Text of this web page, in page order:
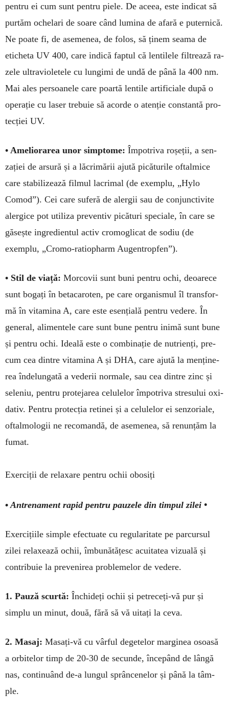
pen­tru ei cum sunt pen­tru pie­le. De aceea, este in­dicat să
pur­tăm ochelari de soare când lumina de afară e puter­nică.
Ne poate fi, de asemenea, de fo­los, să ți­nem seama de
eticheta UV 400, care indică faptul că lentilele filtrează ra­
zele ultravio­le­tele cu lun­gimi de undă de până la 400 nm.
Mai ales per­­soa­nele care poar­­tă len­tile artificia­le du­pă o
ope­rație cu la­ser trebuie să acorde o aten­ție constantă pro­
tec­ției UV.
• Ameliorarea unor simp­­tome: Împotriva roșeții, a sen­
zației de arsură și a lă­crimării ajută pi­căturile oftal­mice
care stabilizează filmul lacrimal (de exemplu, „Hylo
Comod”). Cei care suferă de aler­gii sau de con­junctivite
alergice pot utili­za preventiv picături speciale, în care se
găsește ingredientul activ cro­moglicat de sodiu (de
exemplu, „Cromo-ratio­pharm Augen­trop­fen”).
• Stil de viață: Morcovii sunt buni pentru ochi, deoarece
sunt bogați în betacaroten, pe care orga­nismul îl trans­for­
mă în vitamina A, care este esențială pentru vedere. În
general, ali­mentele care sunt bune pentru inimă sunt bune
și pentru ochi. Ideală este o com­binație de nutrienți, pre­­
cum cea dintre vitamina A și DHA, care ajută la menți­ne­
rea îndelungată a ve­derii nor­ma­le, sau cea dintre zinc și
se­leniu, pentru protejarea ce­lu­lelor împotriva stresului oxi­
dativ. Pentru protecția retinei și a celulelor ei senzoriale,
oftal­mologii ne recomandă, de ase­menea, să renunțăm la
fumat.
Exerciții de relaxare pentru ochii obosiți
• Antrenament rapid pentru pauzele din timpul zilei •
Exercițiile simple efectuate cu regula­ritate pe parcursul
zilei relaxează ochii, îmbunătățesc acui­tatea vizuală și
contribuie la prevenirea pro­blemelor de vedere.
1. Pauză scurtă: Închideți ochii și petreceți-vă pur și
simplu un minut, două, fără să vă uitați la ceva.
2. Masaj: Masați-vă cu vârful degetelor marginea osoasă
a orbitelor timp de 20-30 de secunde, începând de lângă
nas, con­tinuând de-a lungul sprân­­­cenelor și până la tâm­
ple.